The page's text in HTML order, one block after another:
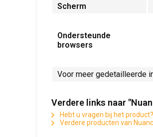
Scherm
Ondersteunde
browsers
Voor meer gedetailleerde
Verdere links naar
Hebt u vragen bij het product?
Verdere producten van